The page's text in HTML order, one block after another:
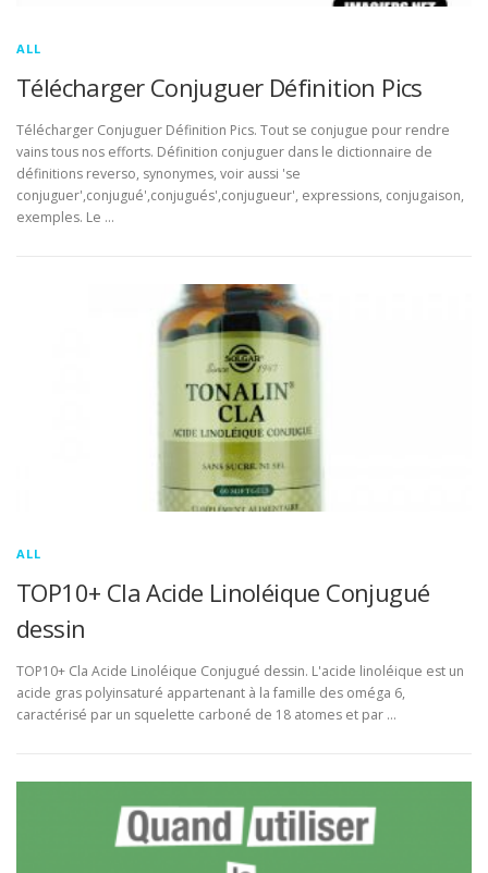
ALL
Télécharger Conjuguer Définition Pics
Télécharger Conjuguer Définition Pics. Tout se conjugue pour rendre
vains tous nos efforts. Définition conjuguer dans le dictionnaire de
définitions reverso, synonymes, voir aussi 'se
conjuguer',conjugué',conjugués',conjugueur', expressions, conjugaison,
exemples. Le …
ALL
TOP10+ Cla Acide Linoléique Conjugué
dessin
TOP10+ Cla Acide Linoléique Conjugué dessin. L'acide linoléique est un
acide gras polyinsaturé appartenant à la famille des oméga 6,
caractérisé par un squelette carboné de 18 atomes et par …